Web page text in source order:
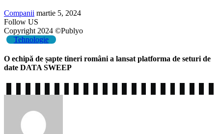
Companii martie 5, 2024
Follow US
Copyright 2024 ©Publyo
Tehnologie
O echipă de șapte tineri români a lansat platforma de seturi de
date DATA SWEEP